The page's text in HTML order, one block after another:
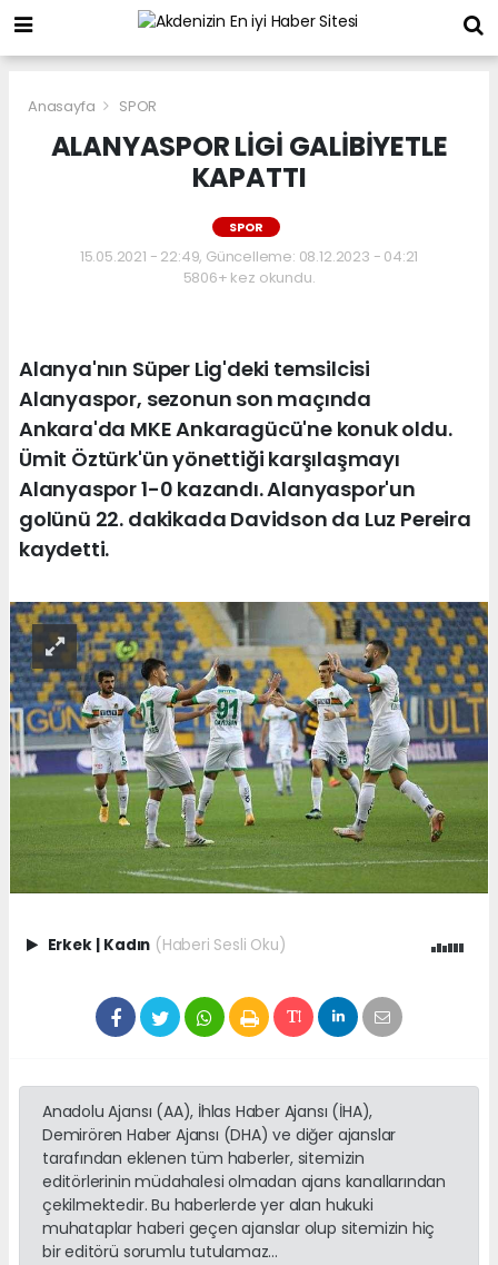
Anasayfa SPOR
ALANYASPOR LİGİ GALİBİYETLE
KAPATTI
SPOR
15.05.2021 - 22:49, Güncelleme: 08.12.2023 - 04:21
5806+ kez okundu.
Alanya'nın Süper Lig'deki temsilcisi
Alanyaspor, sezonun son maçında
Ankara'da MKE Ankaragücü'ne konuk oldu.
Ümit Öztürk'ün yönettiği karşılaşmayı
Alanyaspor 1-0 kazandı. Alanyaspor'un
golünü 22. dakikada Davidson da Luz Pereira
kaydetti.
Erkek Kadın (Haberi Sesli Oku)
Anadolu Ajansı (AA), İhlas Haber Ajansı (İHA),
Demirören Haber Ajansı (DHA) ve diğer ajanslar
tarafından eklenen tüm haberler, sitemizin
editörlerinin müdahalesi olmadan ajans kanallarından
çekilmektedir. Bu haberlerde yer alan hukuki
muhataplar haberi geçen ajanslar olup sitemizin hiç
bir editörü sorumlu tutulamaz...